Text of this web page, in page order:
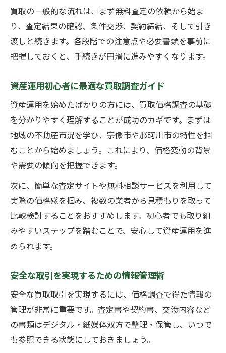
買取の一般的な流れは、まず無料査定の依頼から始ま
り、査定結果の確認、条件交渉、契約締結、そして引き
渡しと続きます。各段階での注意点や必要書類を事前に
把握しておくと、手続きが円滑に進みやすくなります。
資産運用初心者に最適な買取調査ガイド
資産運用を始めたばかりの方には、買取価格調査の基礎
を分かりやすく理解することが成功のカギです。まずは
地域の不動産市況を学び、宗像市や那珂川市の特性を掴
むことから始めましょう。これにより、価格変動の背景
や需要の傾向を把握できます。
次に、簡単な査定サイトや無料相談サービスを利用して
実際の価格感を掴み、複数の業者から見積もりを取って
比較検討することをおすすめします。初心者でも取り組
みやすいステップを踏むことで、安心して資産運用を進
められます。
安全な取引を実現するための情報管理術
安全な買取取引を実現するには、価格調査で得た情報の
管理が非常に重要です。査定書や契約書、交渉内容など
の書類はデジタル・紙媒体双方で整理・保管し、いつで
も参照できる状態にしておきましょう。